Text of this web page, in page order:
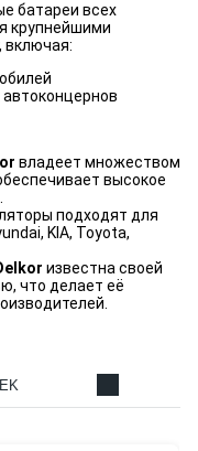
батареи всех
крупнейшими
включая:
владеет множеством
высокое
подходят для
KIA, Toyota,
известна своей
что делает её